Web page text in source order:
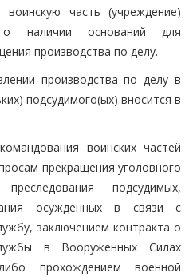
часть (учреждение)
о наличии оснований для
производства по делу.
производства по делу в
подсудимого(ых) вносится в
воинских частей
прекращения уголовного
подсудимых,
осужденных в связи с
заключением контракта о
в Вооруженных Силах
прохождением военной